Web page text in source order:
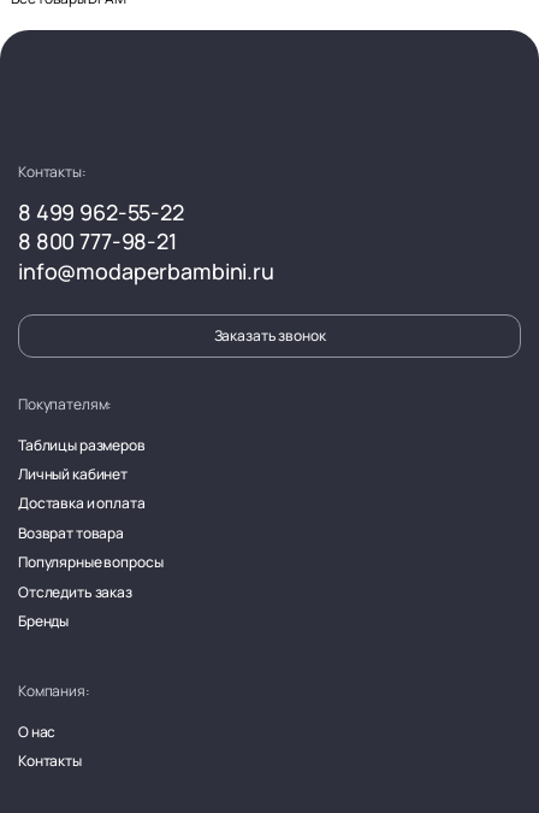
Контакты:
8 499 962-55-22
8 800 777-98-21
info@modaperbambini.ru
Заказать звонок
Покупателям:
Таблицы размеров
Личный кабинет
Доставка и оплата
Возврат товара
Популярные вопросы
Отследить заказ
Бренды
Компания:
О нас
Контакты